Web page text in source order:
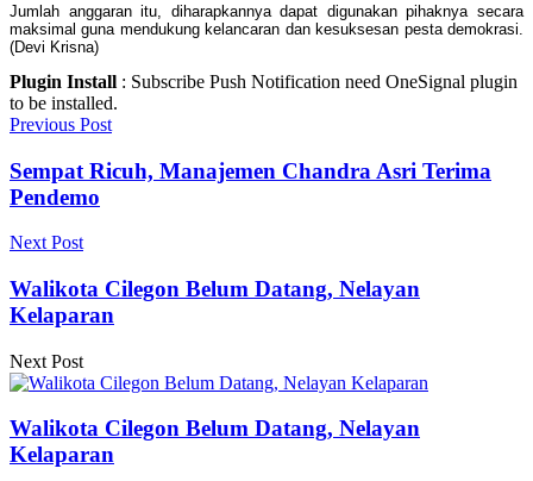
Jumlah anggaran itu, diharapkannya dapat digunakan pihaknya secara
maksimal guna mendukung kelancaran dan kesuksesan pesta demokrasi.
(Devi Krisna)
Plugin Install : Subscribe Push Notification need OneSignal plugin
to be installed.
Previous Post
Sempat Ricuh, Manajemen Chandra Asri Terima
Pendemo
Next Post
Walikota Cilegon Belum Datang, Nelayan
Kelaparan
Next Post
Walikota Cilegon Belum Datang, Nelayan
Kelaparan